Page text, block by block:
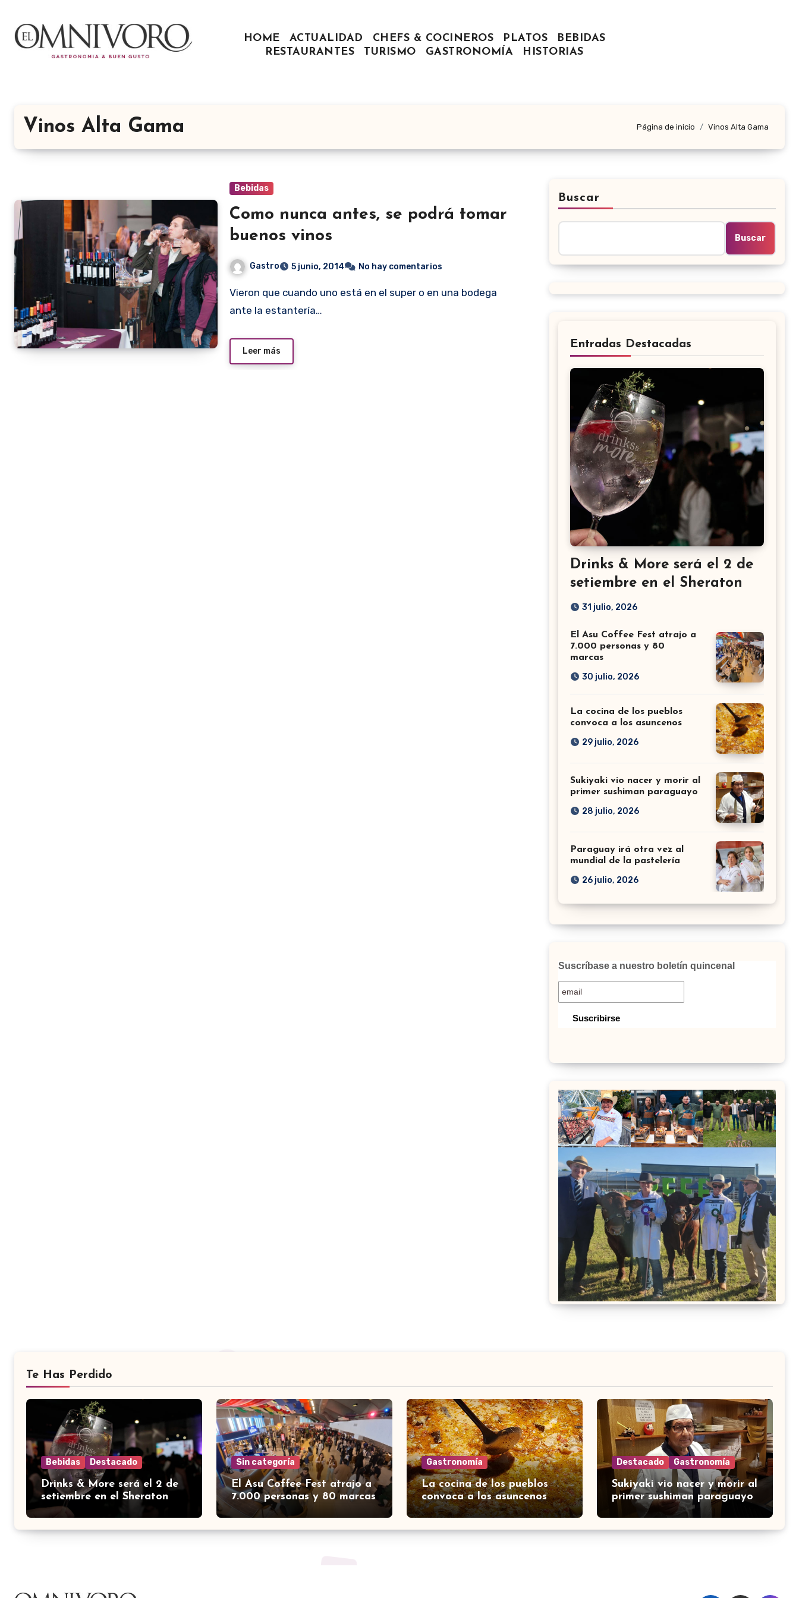
contenido
HOME ACTUALIDAD CHEFS & COCINEROS PLATOS
BEBIDAS
RESTAURANTES
TURISMO GASTRONOMÍA HISTORIAS
Vinos Alta Gama Página de inicio Vinos Alta Gama
Bebidas
Como nunca antes, se podrá tomar
buenos vinos
Gastro 5 junio, 2014 No hay comentarios
Vieron que cuando uno está en el super o en una bodega
ante la estantería…
Leer más
Buscar
Buscar
Entradas Destacadas
Drinks & More será el 2 de
setiembre en el Sheraton
31 julio, 2026
El Asu Coffee Fest atrajo a
7.000 personas y 80
marcas
30 julio, 2026
La cocina de los pueblos
convoca a los asuncenos
29 julio, 2026
Sukiyaki vio nacer y morir al
primer sushiman paraguayo
28 julio, 2026
Paraguay irá otra vez al
mundial de la pastelería
26 julio, 2026
Suscríbase a nuestro boletín quincenal
Te Has Perdido
Bebidas Destacado
Drinks & More será el 2 de
setiembre en el Sheraton
Sin categoría
El Asu Coffee Fest atrajo a
7.000 personas y 80 marcas
Gastronomía
La cocina de los pueblos
convoca a los asuncenos
Destacado Gastronomía
Sukiyaki vio nacer y morir al
primer sushiman paraguayo